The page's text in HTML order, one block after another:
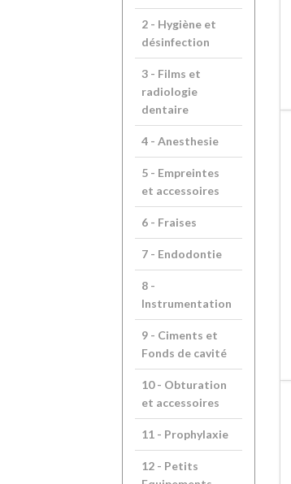
2 - Hygiène et
désinfection
3 - Films et
radiologie
dentaire
4 - Anesthesie
5 - Empreintes
et accessoires
6 - Fraises
7 - Endodontie
8 -
Instrumentation
9 - Ciments et
Fonds de cavité
10 - Obturation
et accessoires
11 - Prophylaxie
12 - Petits